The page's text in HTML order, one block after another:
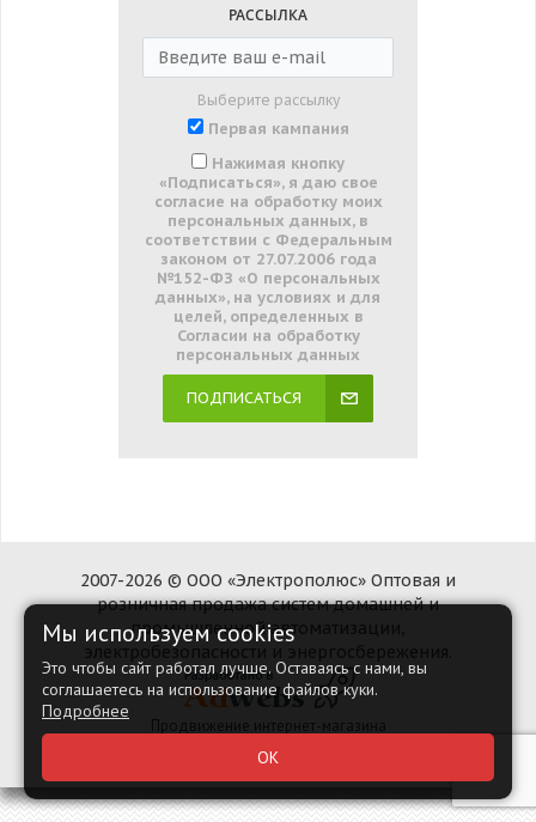
РАССЫЛКА
Выберите рассылку
Первая кампания
Нажимая кнопку
«Подписаться», я даю свое
согласие на обработку моих
персональных данных, в
соответствии с Федеральным
законом от 27.07.2006 года
№152-ФЗ «О персональных
данных», на условиях и для
целей, определенных в
Согласии на обработку
персональных данных
ПОДПИСАТЬСЯ
2007-2026 © ООО «Электрополюс» Оптовая и
розничная продажа систем домашней и
промышленной автоматизации,
электробезопасности и энергосбережения.
Наверх
Мы используем cookies
Это чтобы сайт работал лучше. Оставаясь с нами, вы
соглашаетесь на использование файлов куки.
Подробнее
ОК